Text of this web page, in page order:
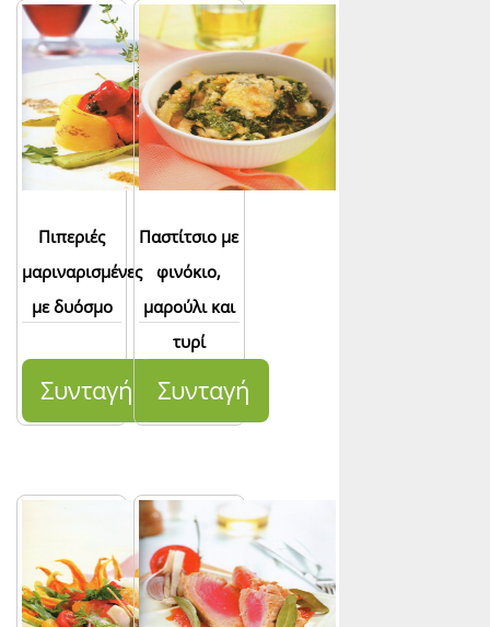
Πιπεριές
μαριναρισμένες
με δυόσμο
Συνταγή
Παστίτσιο με
φινόκιο,
μαρούλι και
τυρί
Συνταγή